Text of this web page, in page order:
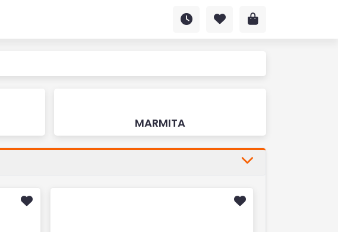
MARMITA